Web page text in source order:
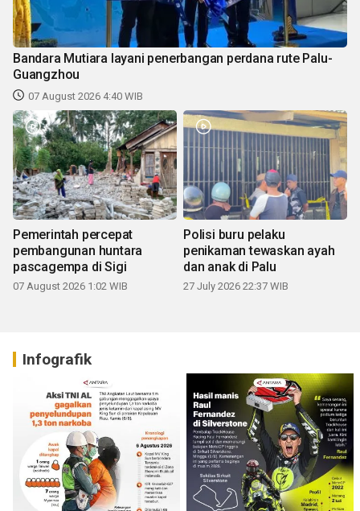
Bandara Mutiara layani penerbangan perdana rute Palu-
Guangzhou
07 August 2026 4:40 WIB
Pemerintah percepat
pembangunan huntara
pascagempa di Sigi
07 August 2026 1:02 WIB
Polisi buru pelaku
penikaman tewaskan ayah
dan anak di Palu
27 July 2026 22:37 WIB
Infografik